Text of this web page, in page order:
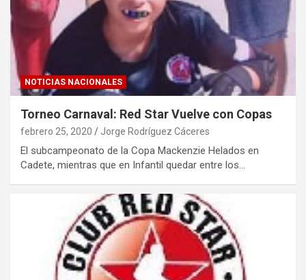
NOTICIAS NACIONALES
Torneo Carnaval: Red Star Vuelve con Copas
febrero 25, 2020 Jorge Rodríguez Cáceres
El subcampeonato de la Copa Mackenzie Helados en
Cadete, mientras que en Infantil quedar entre los…